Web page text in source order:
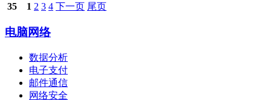
35
1 2 3 4 下一页 尾页
电脑网络
数据分析
电子支付
邮件通信
网络安全